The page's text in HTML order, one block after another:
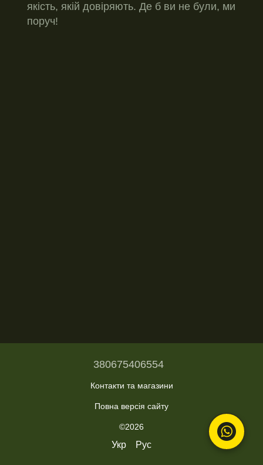
якість, якій довіряють. Де б ви не були, ми
поруч!
380675406554
Контакти та магазини
Повна версія сайту
©2026
Укр Рус